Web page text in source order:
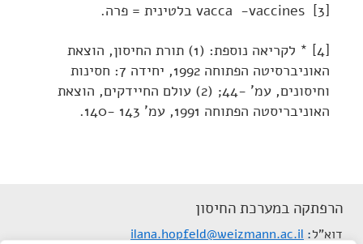
[3] vacca -vaccines בלטינית = פרה.
[4] * לקריאה נוספת: (1) תורת החיסון, הוצאת
האוניברסיטה הפתוחה 1992, יחידה 7: חסינות
וחיסונים, עמ' -44; (2) עולם החיידקים, הוצאת
האוניבריסטה הפתוחה 1991, עמ' 143 -140.
הרפתקה במערכת החיסון
דוא"ל ilana.hopfeld@weizmann.ac.il